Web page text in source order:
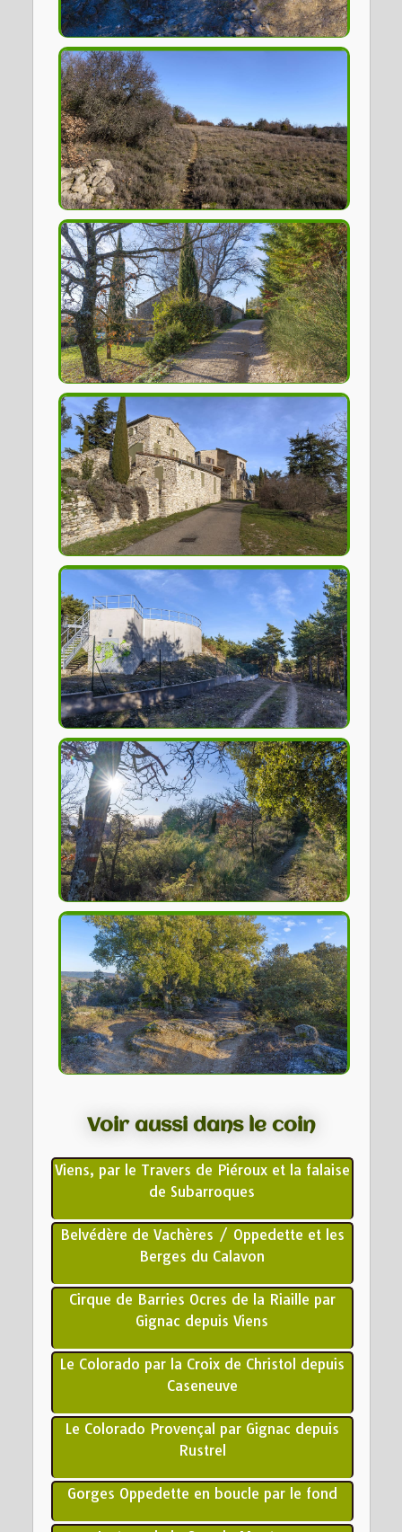
Voir aussi dans le coin
Viens, par le Travers de Piéroux et la falaise
de Subarroques
Belvédère de Vachères / Oppedette et les
Berges du Calavon
Cirque de Barries Ocres de la Riaille par
Gignac depuis Viens
Le Colorado par la Croix de Christol depuis
Caseneuve
Le Colorado Provençal par Gignac depuis
Rustrel
Gorges Oppedette en boucle par le fond